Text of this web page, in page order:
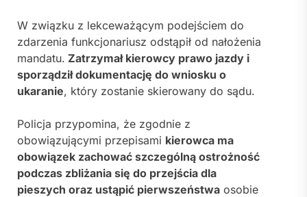
W związku z lekceważącym podejściem do
zdarzenia funkcjonariusz odstąpił od nałożenia
mandatu. Zatrzymał kierowcy prawo jazdy i
sporządził dokumentację do wniosku o
ukaranie, który zostanie skierowany do sądu.
Policja przypomina, że zgodnie z
obowiązującymi przepisami kierowca ma
obowiązek zachować szczególną ostrożność
podczas zbliżania się do przejścia dla
pieszych oraz ustąpić pierwszeństwa osobie